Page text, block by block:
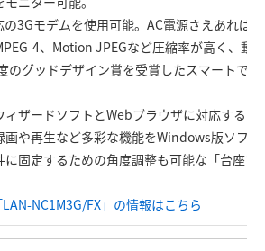
の3Gモデムを使用可能。AC電源さえあれば
4、Motion JPEGなど圧縮率が高く、動
のグッドデザイン賞を受賞したスマートで
ィザードソフトとWebブラウザに対応するユ
画や再生など多彩な機能をWindows版ソフ
に固定するための角度調整も可能な「台座プ
LAN-NC1M3G/FX」の情報はこちら